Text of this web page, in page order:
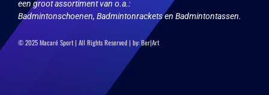
een groot assortiment van o.a.:
Badmintonschoenen, Badmintonrackets en Badmintontassen.
© 2025 Macaré Sport | All Rights Reserved | by:Ber|Art